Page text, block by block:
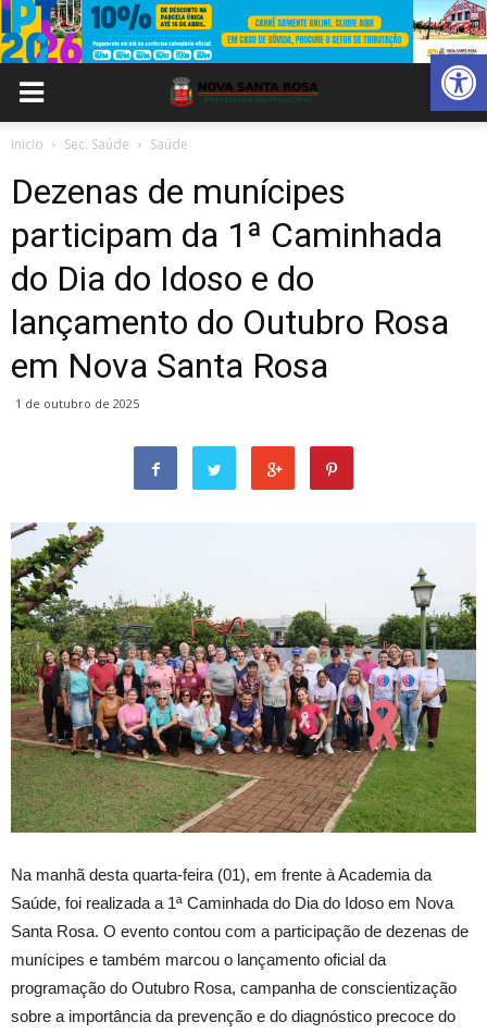
Abrir
Inicio Sec. Saúde Saúde
Dezenas de munícipes
participam da 1ª Caminhada
do Dia do Idoso e do
lançamento do Outubro Rosa
em Nova Santa Rosa
1 de outubro de 2025
Na manhã desta quarta-feira (01), em frente à Academia da
Saúde, foi realizada a 1ª Caminhada do Dia do Idoso em Nova
Santa Rosa. O evento contou com a participação de dezenas de
munícipes e também marcou o lançamento oficial da
programação do Outubro Rosa, campanha de conscientização
sobre a importância da prevenção e do diagnóstico precoce do